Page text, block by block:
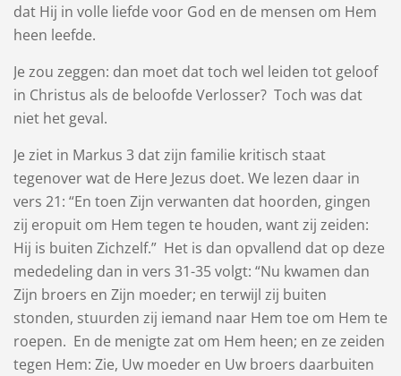
dat Hij in volle liefde voor God en de mensen om Hem
heen leefde.
Je zou zeggen: dan moet dat toch wel leiden tot geloof
in Christus als de beloofde Verlosser? Toch was dat
niet het geval.
Je ziet in Markus 3 dat zijn familie kritisch staat
tegenover wat de Here Jezus doet. We lezen daar in
vers 21: “En toen Zijn verwanten dat hoorden, gingen
zij eropuit om Hem tegen te houden, want zij zeiden:
Hij is buiten Zichzelf.” Het is dan opvallend dat op deze
mededeling dan in vers 31-35 volgt: “Nu kwamen dan
Zijn broers en Zijn moeder; en terwijl zij buiten
stonden, stuurden zij iemand naar Hem toe om Hem te
roepen. En de menigte zat om Hem heen; en ze zeiden
tegen Hem: Zie, Uw moeder en Uw broers daarbuiten